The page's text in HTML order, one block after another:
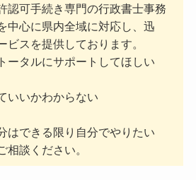
認可手続き専門の行政書士事務
中心に県内全域に対応し、迅
ビスを提供しております。
ータルにサポートしてほしい
いいかわからない
はできる限り自分でやりたい
相談ください。